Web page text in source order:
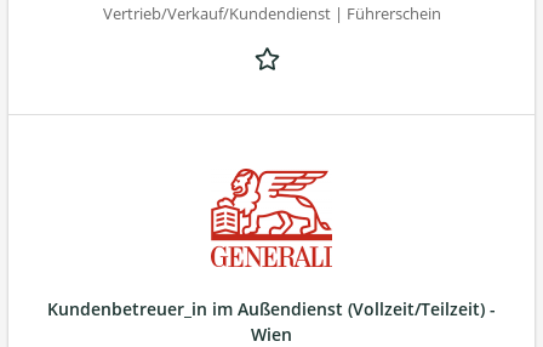
Vertrieb/Verkauf/Kundendienst | Führerschein
Kundenbetreuer_in im Außendienst (Vollzeit/Teilzeit) -
Wien